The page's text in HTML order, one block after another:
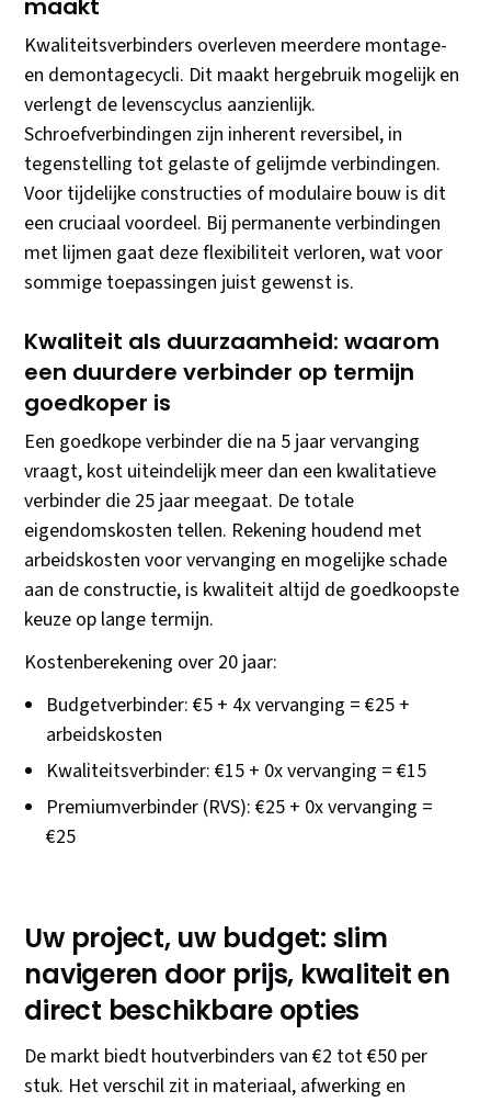
maakt
Kwaliteitsverbinders overleven meerdere montage-
en demontagecycli. Dit maakt hergebruik mogelijk en
verlengt de levenscyclus aanzienlijk.
Schroefverbindingen zijn inherent reversibel, in
tegenstelling tot gelaste of gelijmde verbindingen.
Voor tijdelijke constructies of modulaire bouw is dit
een cruciaal voordeel. Bij permanente verbindingen
met lijmen gaat deze flexibiliteit verloren, wat voor
sommige toepassingen juist gewenst is.
Kwaliteit als duurzaamheid: waarom
een duurdere verbinder op termijn
goedkoper is
Een goedkope verbinder die na 5 jaar vervanging
vraagt, kost uiteindelijk meer dan een kwalitatieve
verbinder die 25 jaar meegaat. De totale
eigendomskosten tellen. Rekening houdend met
arbeidskosten voor vervanging en mogelijke schade
aan de constructie, is kwaliteit altijd de goedkoopste
keuze op lange termijn.
Kostenberekening over 20 jaar:
Budgetverbinder: €5 + 4x vervanging = €25 +
arbeidskosten
Kwaliteitsverbinder: €15 + 0x vervanging = €15
Premiumverbinder (RVS): €25 + 0x vervanging =
€25
Uw project, uw budget: slim
navigeren door prijs, kwaliteit en
direct beschikbare opties
De markt biedt houtverbinders van €2 tot €50 per
stuk. Het verschil zit in materiaal, afwerking en